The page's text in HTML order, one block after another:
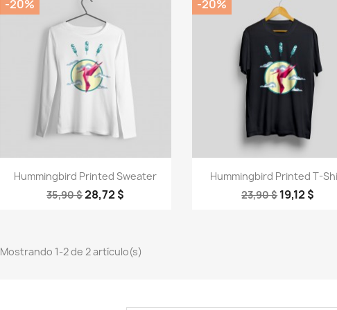
Vista rápida
Hummingbird Printed Sweater
35,90 $28,72 $
-20%
Vista rápida
Hummingbird Printed T-
23,90 $19,12 $
-20%
Mostrando 1-2 de 2 artículo(s)